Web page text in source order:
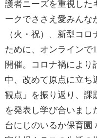
護者ニーズを重視した
ークでささえ愛みんな
（火・祝）、新型コ
ために、オンラインで
開催。コロナ禍により
中、改めて原点に立ち
観点」を振り返り、課
を発表し学び合いまし
台にじのいるか保育園